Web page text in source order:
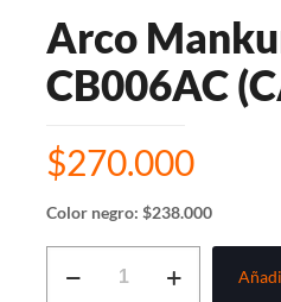
Arco
CB006AC
$270.000
Color negro: $238.000